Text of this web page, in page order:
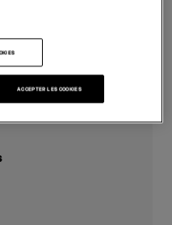
ACCEPTER LES COOKIES